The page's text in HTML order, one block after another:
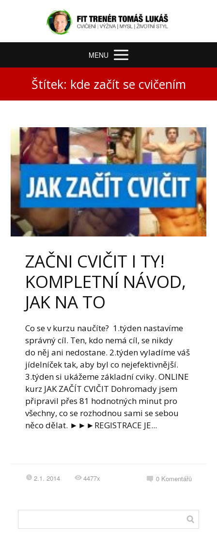
MENU
Štítek: kde začít se cvičením
ZAČNI CVIČIT I TY!
KOMPLETNÍ NÁVOD,
JAK NA TO
Co se v kurzu naučíte? 1.týden nastavíme
správný cíl. Ten, kdo nemá cíl, se nikdy
do něj ani nedostane. 2.týden vyladíme váš
jídelníček tak, aby byl co nejefektivnější.
3.týden si ukážeme základní cviky. ONLINE
kurz JAK ZAČÍT CVIČIT Dohromady jsem
připravil přes 81 hodnotných minut pro
všechny, co se rozhodnou sami se sebou
něco dělat. ►►►REGISTRACE JE...
2.1. 2014 4477x 0 Komentářů